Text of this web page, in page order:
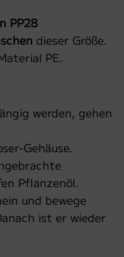
PP28
dieser Größe.
PE.
werden, gehen
Gehäuse.
Pflanzenöl.
und bewege
ist er wieder